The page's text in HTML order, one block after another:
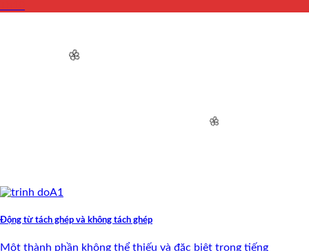
Động từ tách ghép và không tách ghép
Một thành phần không thể thiếu và đặc biệt trong tiếng